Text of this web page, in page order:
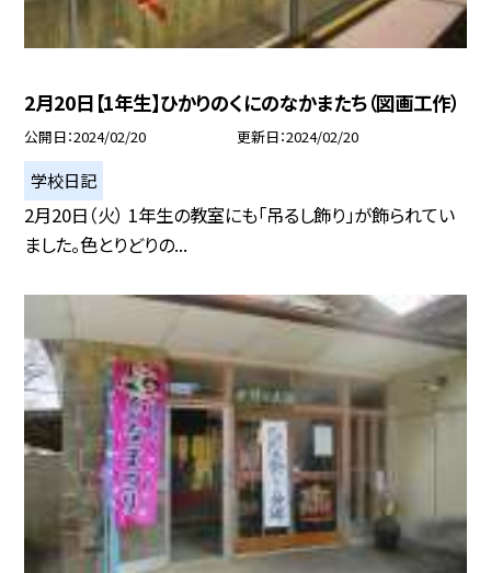
2月20日【1年生】ひかりのくにのなかまたち（図画工作）
公開日 2024/02/20 更新日 2024/02/20
学校日記
2月20日（火） 1年生の教室にも「吊るし飾り」が飾られてい
ました。色とりどりの...